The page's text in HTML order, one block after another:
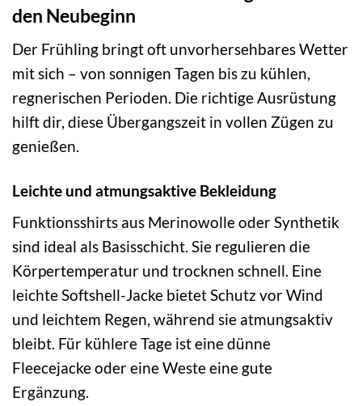
den Neubeginn
Der Frühling bringt oft unvorhersehbares Wetter
mit sich – von sonnigen Tagen bis zu kühlen,
regnerischen Perioden. Die richtige Ausrüstung
hilft dir, diese Übergangszeit in vollen Zügen zu
genießen.
Leichte und atmungsaktive Bekleidung
Funktionsshirts aus Merinowolle oder Synthetik
sind ideal als Basisschicht. Sie regulieren die
Körpertemperatur und trocknen schnell. Eine
leichte Softshell-Jacke bietet Schutz vor Wind
und leichtem Regen, während sie atmungsaktiv
bleibt. Für kühlere Tage ist eine dünne
Fleecejacke oder eine Weste eine gute
Ergänzung.